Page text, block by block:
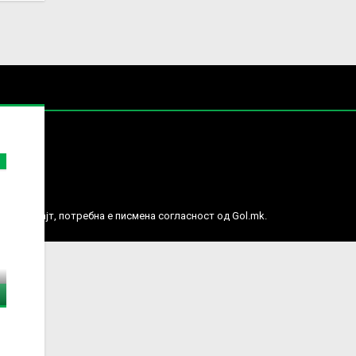
веб сајт, потребна е писмена согласност од Gol.mk.